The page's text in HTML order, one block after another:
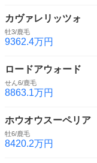
カヴァレリッツォ
牡3/鹿毛
9362.4万円
ロードアウォード
せん6/鹿毛
8863.1万円
ホウオウスーペリア
牡6/鹿毛
8420.2万円